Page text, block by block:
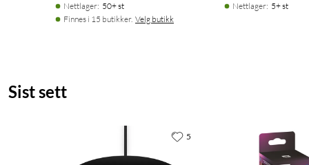
Nettlager: 50+ st
Finnes i 15 butikker. Velg butikk
Nettlager: 5+ st
Sist sett
5